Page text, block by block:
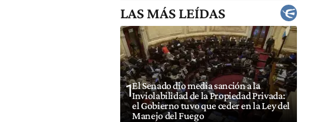
LAS MÁS LEÍDAS
1El Senado dio media sanción a la
Inviolabilidad de la Propiedad Privada:
el Gobierno tuvo que ceder en la Ley del
Manejo del Fuego